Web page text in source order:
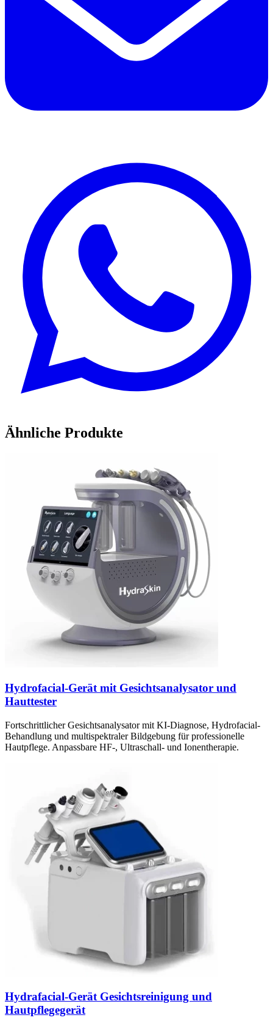
Ähnliche Produkte
Hydrofacial-Gerät mit Gesichtsanalysator und
Hauttester
Fortschrittlicher Gesichtsanalysator mit KI-Diagnose, Hydrofacial-
Behandlung und multispektraler Bildgebung für professionelle
Hautpflege. Anpassbare HF-, Ultraschall- und Ionentherapie.
Hydrafacial-Gerät Gesichtsreinigung und
Hautpflegegerät